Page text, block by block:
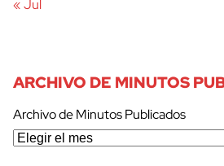
« Jul
ARCHIVO DE MINUTOS
Archivo de Minutos Publicados